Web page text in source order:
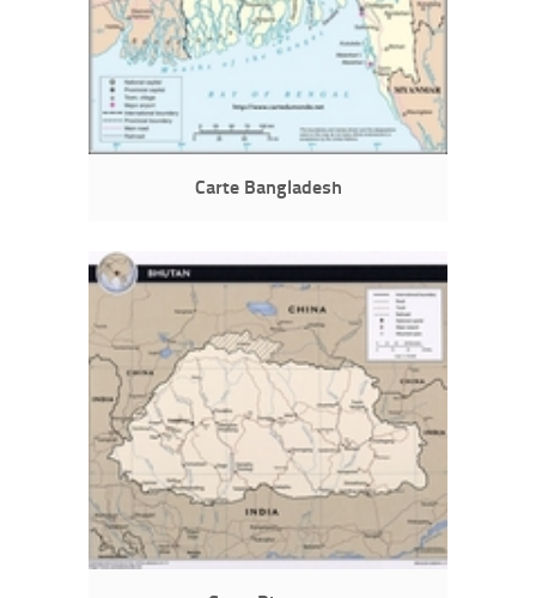
Carte Bangladesh